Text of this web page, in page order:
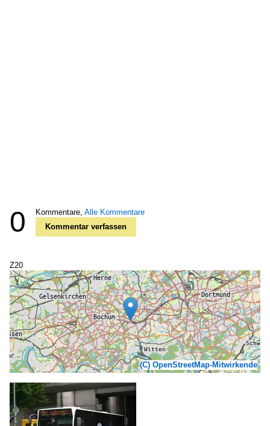
0 Kommentare, Alle Kommentare
Kommentar verfassen
Z20
(C) OpenStreetMap-Mitwirkende